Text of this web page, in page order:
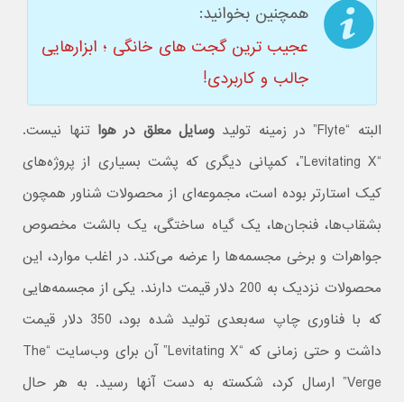
همچنین بخوانید:
عجیب ترین گجت های خانگی ؛ ابزارهایی
جالب و کاربردی!
البته “Flyte” در زمینه تولید وسایل معلق در هوا تنها نیست.
“Levitating X”، کمپانی دیگری که پشت بسیاری از پروژه‌های
کیک استارتر بوده است، مجموعه‌ای از محصولات شناور همچون
بشقاب‌ها، فنجان‌ها، یک گیاه ساختگی، یک بالشت مخصوص
جواهرات و برخی مجسمه‌ها را عرضه می‌کند. در اغلب موارد، این
محصولات نزدیک به 200 دلار قیمت دارند. یکی از مجسمه‌هایی
که با فناوری چاپ سه‌بعدی تولید شده بود، 350 دلار قیمت
داشت و حتی زمانی که “Levitating X” آن برای وب‌سایت “The
Verge” ارسال کرد، شکسته به دست آنها رسید. به هر حال